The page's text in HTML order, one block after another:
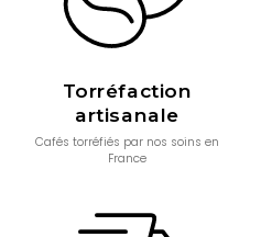
Torréfaction
artisanale
Cafés torréfiés par nos soins en
France